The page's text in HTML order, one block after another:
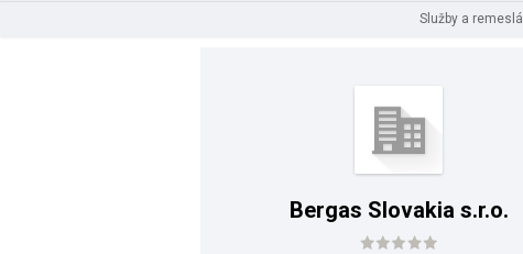
Služby a remeslá
Bergas Slovakia s.r.o.